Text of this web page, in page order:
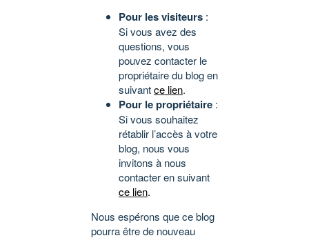
Pour les visiteurs :
Si vous avez des
questions, vous
pouvez contacter le
propriétaire du blog en
suivantce lien.
Pour le propriétaire :
Si vous souhaitez
rétablir l’accès à votre
blog, nous vous
invitons à nous
contacter en suivant
ce lien.
Nous espérons que ce blog
pourra être de nouveau